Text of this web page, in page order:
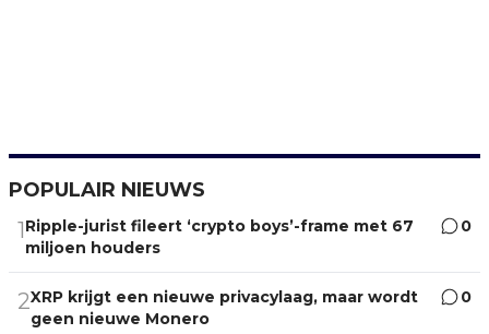
POPULAIR NIEUWS
1Ripple-jurist fileert ‘crypto boys’-frame met 67
miljoen houders
0
2XRP krijgt een nieuwe privacylaag, maar wordt
geen nieuwe Monero
0